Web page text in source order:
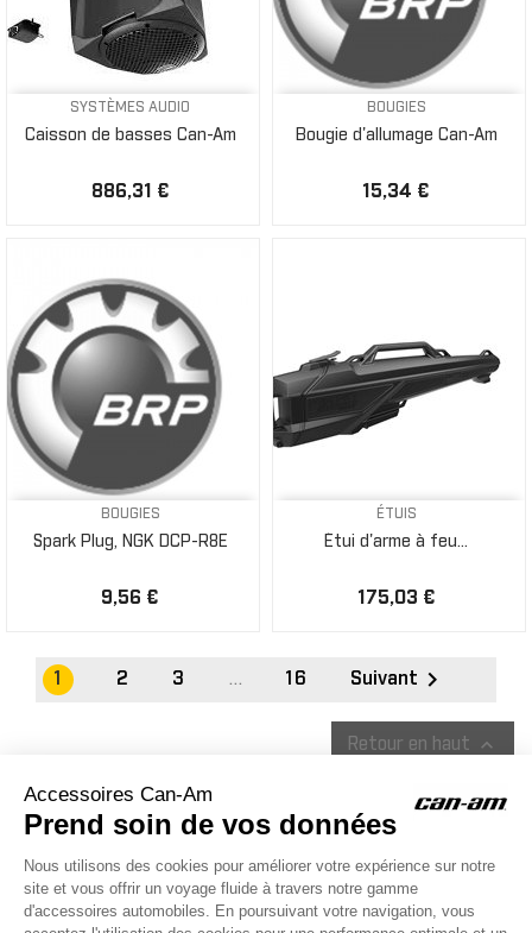
SYSTÈMES AUDIO
Caisson de basses Can-Am
886,31 €
BOUGIES
Bougie d'allumage Can-Am
15,34 €
BOUGIES
Spark Plug, NGK DCP-R8E
9,56 €
ÉTUIS
Étui d'arme à feu...
175,03 €
1 2 3 … 16 Suivant 
Retour en haut 
ACCESSOIRES CAN-AM
Le site d'accessoires Can-Am vous propose des accessoires d'origine
pour équiper votre véhicule 3 roues (On Road) ou votre véhicule tout